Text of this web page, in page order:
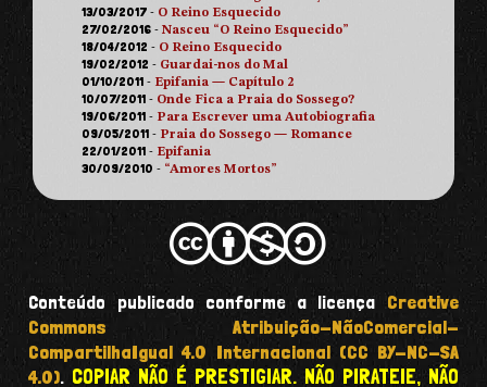
13/03/2017 - O Reino Esquecido
27/02/2016 -Nasceu “O Reino Esquecido”
18/04/2012 - O Reino Esquecido
19/02/2012 - Guardai-nos do Mal
01/10/2011 - Epifania — Capítulo 2
10/07/2011 - Onde Fica a Praia do Sossego?
19/06/2011 - Para Escrever uma Autobiografia
09/05/2011 - Praia do Sossego — Romance
22/01/2011 - Epifania
30/09/2010 - “Amores Mortos”
Conteúdo publicado conforme a licençaCreative
Commons Atribuição-NãoComercial-
CompartilhaIgual 4.0 Internacional (CC BY-NC-SA
4.0). COPIAR NÃO É PRESTIGIAR. NÃO PIRATEIE, NÃO